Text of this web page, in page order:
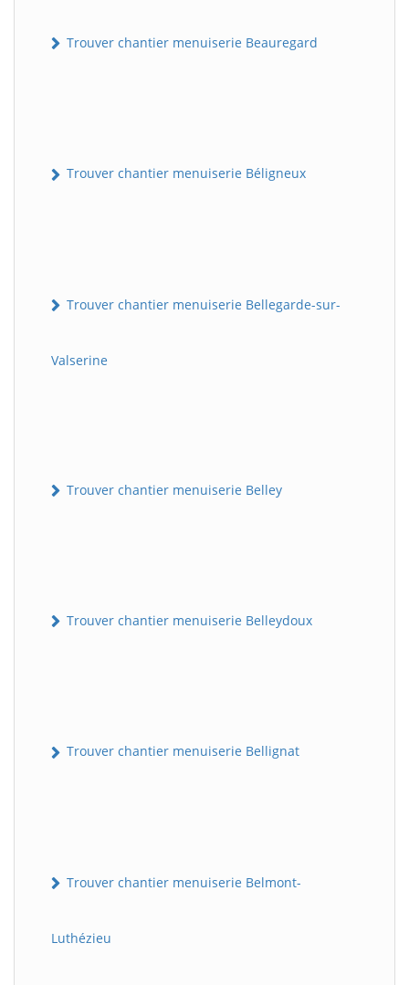
Trouver chantier menuiserie Beauregard
Trouver chantier menuiserie Béligneux
Trouver chantier menuiserie Bellegarde-sur-
Valserine
Trouver chantier menuiserie Belley
Trouver chantier menuiserie Belleydoux
Trouver chantier menuiserie Bellignat
Trouver chantier menuiserie Belmont-
Luthézieu